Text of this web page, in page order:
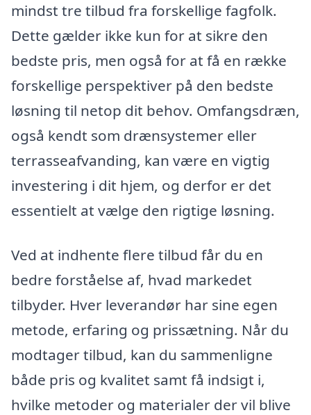
mindst tre tilbud fra forskellige fagfolk.
Dette gælder ikke kun for at sikre den
bedste pris, men også for at få en række
forskellige perspektiver på den bedste
løsning til netop dit behov. Omfangsdræn,
også kendt som drænsystemer eller
terrasseafvanding, kan være en vigtig
investering i dit hjem, og derfor er det
essentielt at vælge den rigtige løsning.
Ved at indhente flere tilbud får du en
bedre forståelse af, hvad markedet
tilbyder. Hver leverandør har sine egen
metode, erfaring og prissætning. Når du
modtager tilbud, kan du sammenligne
både pris og kvalitet samt få indsigt i,
hvilke metoder og materialer der vil blive